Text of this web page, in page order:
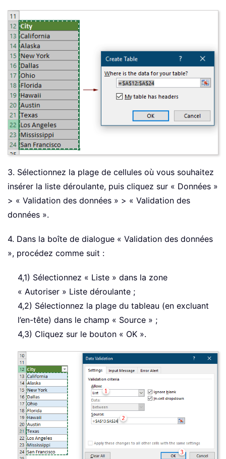
3. Sélectionnez la plage de cellules où vous souhaitez
insérer la liste déroulante, puis cliquez sur « Données »
> « Validation des données » > « Validation des
données ».
4. Dans la boîte de dialogue « Validation des données
», procédez comme suit :
4,1) Sélectionnez « Liste » dans la zone
« Autoriser » Liste déroulante ;
4,2) Sélectionnez la plage du tableau (en excluant
l’en-tête) dans le champ « Source » ;
4,3) Cliquez sur le bouton « OK ».